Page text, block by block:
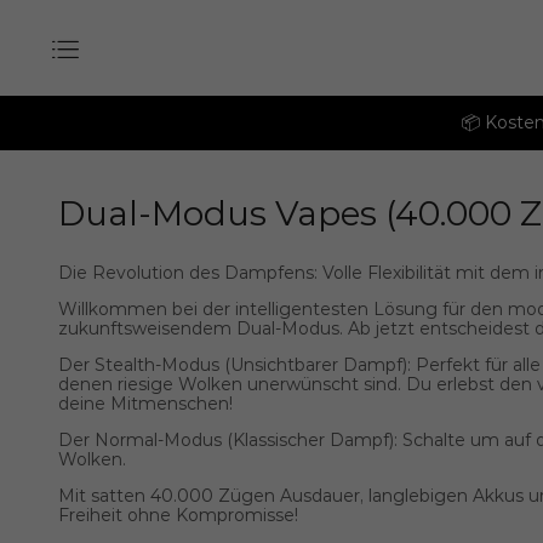
📦
Dual-Modus Vapes (40.000
Die Revolution des Dampfens: Volle Flexibilität mit dem
Willkommen bei der intelligentesten Lösung für den
zukunftsweisendem Dual-Modus. Ab jetzt entscheidest
Der Stealth-Modus (Unsichtbarer Dampf): Perfekt für
denen riesige Wolken unerwünscht sind. Du erlebst
deine Mitmenschen!
Der Normal-Modus (Klassischer Dampf): Schalte um auf
Wolken.
Mit satten 40.000 Zügen Ausdauer, langlebigen Akkus
Freiheit ohne Kompromisse!